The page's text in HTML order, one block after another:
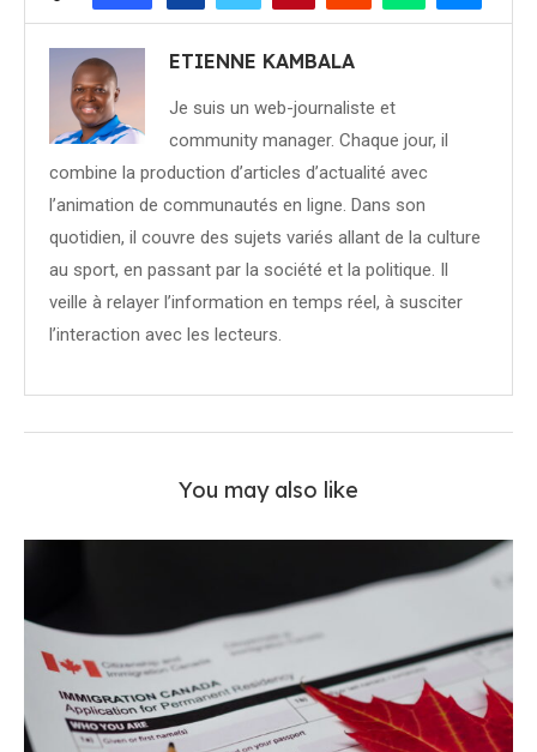
ETIENNE KAMBALA
Je suis un web-journaliste et
community manager. Chaque jour, il
combine la production d’articles d’actualité avec
l’animation de communautés en ligne. Dans son
quotidien, il couvre des sujets variés allant de la culture
au sport, en passant par la société et la politique. Il
veille à relayer l’information en temps réel, à susciter
l’interaction avec les lecteurs.
You may also like